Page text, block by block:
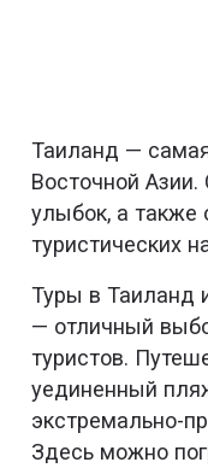
Таиланд —
Восточной Азии.
улыбок, а также
туристических
Туры в Таиланд
— отличный
туристов.
уединенный
экстремально-
Здесь можно